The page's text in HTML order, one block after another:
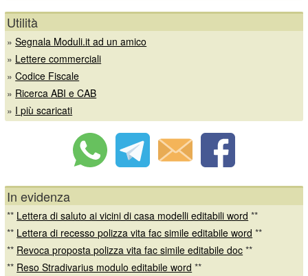
Utilità
»Segnala Moduli.it ad un amico
» Lettere commerciali
»Codice Fiscale
» Ricerca ABI e CAB
» I più scaricati
In evidenza
** Lettera di saluto ai vicini di casa modelli editabili word **
** Lettera di recesso polizza vita fac simile editabile word **
** Revoca proposta polizza vita fac simile editabile doc **
** Reso Stradivarius modulo editabile word **